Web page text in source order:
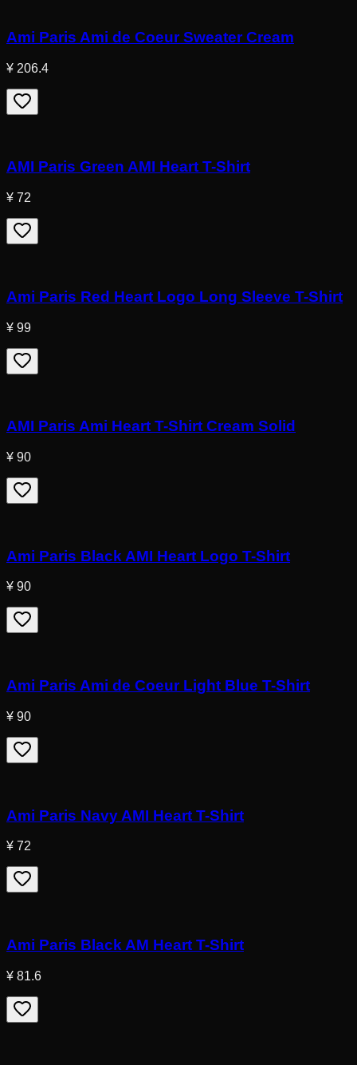
Ami Paris Ami de Coeur Sweater Cream
¥ 206.4
AMI Paris Green AMI Heart T-Shirt
¥ 72
Ami Paris Red Heart Logo Long Sleeve T-Shirt
¥ 99
AMI Paris Ami Heart T-Shirt Cream Solid
¥ 90
Ami Paris Black AMI Heart Logo T-Shirt
¥ 90
Ami Paris Ami de Coeur Light Blue T-Shirt
¥ 90
Ami Paris Navy AMI Heart T-Shirt
¥ 72
Ami Paris Black AM Heart T-Shirt
¥ 81.6